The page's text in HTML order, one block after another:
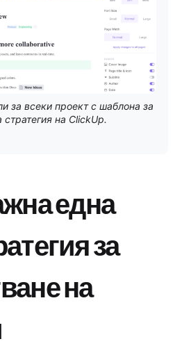
за всеки проект с шаблона за
стратегия на ClickUp.
една
за
на